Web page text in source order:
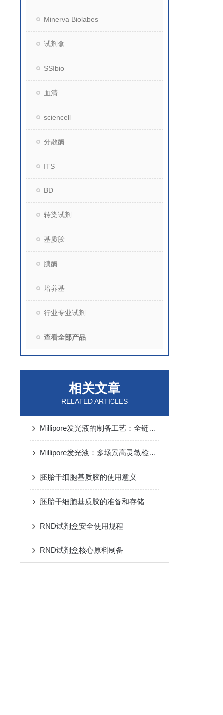
Minerva Biolabes
试剂盒
SSIbio
血清
sciencell
分散酶
ITS
BD
转染试剂
基质胶
胰酶
培养基
行业专业试剂
查看全部产品
相关文章
RELATED ARTICLES
Millipore发光液的制备工艺：全链路质控保障检测性能稳定
Millipore发光液：多场景高灵敏检测的核心试剂支撑
胚胎干细胞基质胶的使用意义
胚胎干细胞基质胶的准备和存储
RND试剂盒安全使用规程
RND试剂盒核心原料制备